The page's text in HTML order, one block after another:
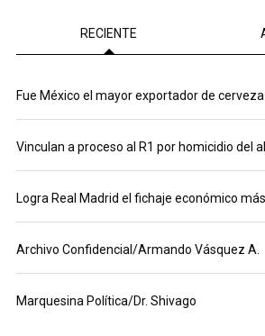
RECIENTE
Fue México el mayor exportador de
Vinculan a proceso al R1 por homicidio del
Logra Real Madrid el fichaje económico
Archivo Confidencial/Armando Vásquez A.
Marquesina Política/Dr. Shivago